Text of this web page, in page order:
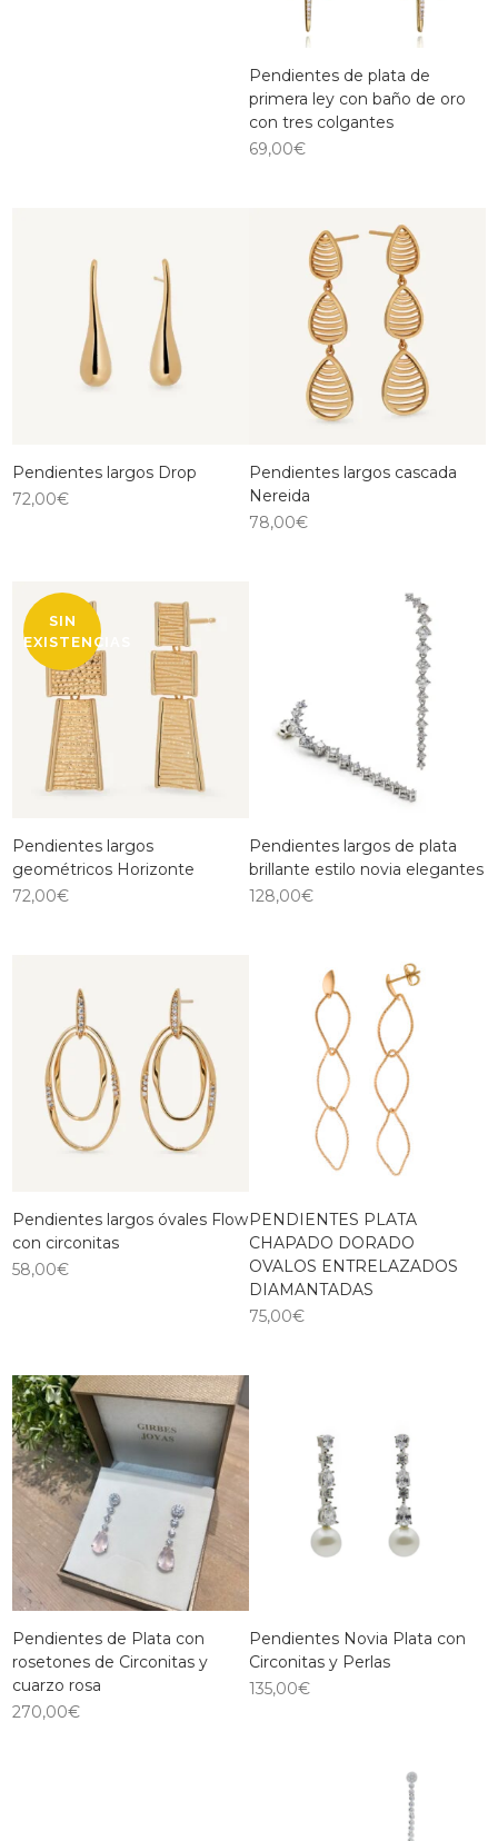
Pendientes de plata de
primera ley con baño de oro
con tres colgantes
69,00€
Pendientes largos Drop
72,00€
Pendientes largos cascada
Nereida
78,00€
SIN
EXISTENCIAS
Pendientes largos
geométricos Horizonte
72,00€
Pendientes largos de plata
brillante estilo novia elegantes
128,00€
Pendientes largos óvales Flow
con circonitas
58,00€
PENDIENTES PLATA
CHAPADO DORADO
OVALOS ENTRELAZADOS
DIAMANTADAS
75,00€
Pendientes de Plata con
rosetones de Circonitas y
cuarzo rosa
270,00€
Pendientes Novia Plata con
Circonitas y Perlas
135,00€